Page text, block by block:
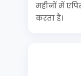
महीनों में
करता है।